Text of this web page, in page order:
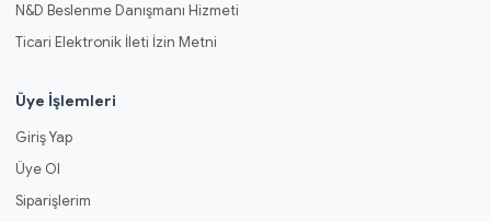
N&D Beslenme Danışmanı Hizmeti
Ticari Elektronik İleti İzin Metni
Üye İşlemleri
Giriş Yap
Üye Ol
Siparişlerim